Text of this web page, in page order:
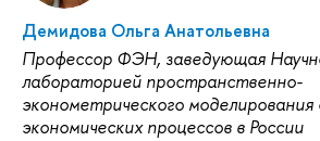
Демидова Ольга Анатольевна
Профессор ФЭН, заведующая
лабораторией пространственно-
эконометрического моделирования
экономических процессов в России